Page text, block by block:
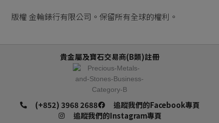
版權 金輪錶行有限公司。保留所有全球的權利。
(+852) 3968 2688
追蹤我們的Facebook專頁
追蹤我們的Instagram專頁
貴金屬及寶石交易商(B類)註冊